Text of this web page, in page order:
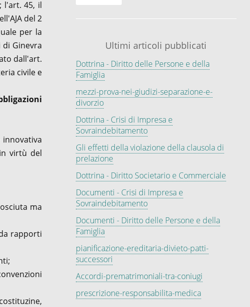
l'art. 45, il
del 2
per la
Ginevra
dall'art.
civile e
virtù del
ma
rapporti
Ultimi articoli pubblicati
Dottrina - Diritto delle Persone e della
Famiglia
mezzi-prova-nei-giudizi-separazione-e-
divorzio
Dottrina - Crisi di Impresa e
Sovraindebitamento
Gli effetti della violazione della clausola di
prelazione
Dottrina - Diritto Societario e Commerciale
Documenti - Crisi di Impresa e
Sovraindebitamento
Documenti - Diritto delle Persone e della
Famiglia
pianificazione-ereditaria-divieto-patti-
successori
Accordi-prematrimoniali-tra-coniugi
prescrizione-responsabilita-medica